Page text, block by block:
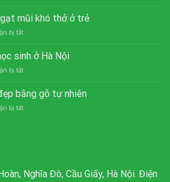
tắc
nhân
mũi khó thở ở trẻ
bị tắtở
cảm
ngạt
khó
sinh ở Hà Nội
bị tắtở
bàn
ghế
học
bằng gỗ tự nhiên
bị tắtở
gỗ
tự
Nghĩa Đô, Cầu Giấy, Hà Nội. Điện